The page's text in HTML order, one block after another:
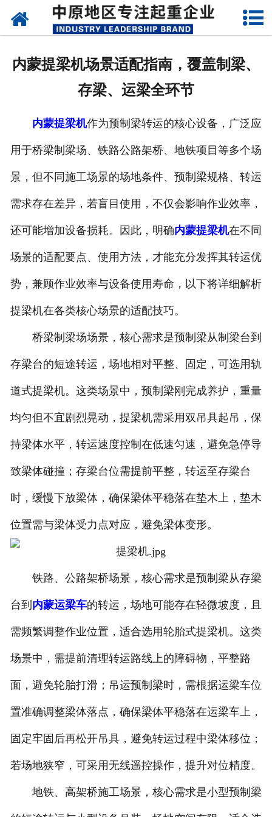
网站首页
企业视频
成功案例
联系我们
内蒙提梁机场景适配指南，覆盖制梁、
存梁、运梁全环节
内蒙提梁机作为预制梁转运的核心设备，广泛应
用于桥梁制梁场、铁路公路架桥、地铁项目等多个场
景，但不同施工场景的场地条件、预制梁规格、转运
需求存在差异，若盲目使用，不仅会影响作业效率，
还可能增加设备损耗。因此，明确内蒙提梁机在不同
场景的适配要点、使用方法，才能充分发挥其转运优
势，兼顾作业效率与设备使用寿命，以下将详细解析
提梁机在各类核心场景的适配技巧。
桥梁制梁场场景，核心需求是预制梁从制梁台到
存梁台的短途转运，场地相对平整、固定，可选用轨
道式提梁机。这类场景中，预制梁刚完成养护，重量
均匀但不宜剧烈晃动，提梁机需采用双吊具起吊，保
持梁体水平，转运速度控制在低速匀速，避免急停导
致梁体碰撞；存梁台位需提前平整，转运至存梁台
时，缓慢下放梁体，确保梁体平稳落在垫木上，垫木
位置需与梁体受力点对应，避免梁体变形。
铁路、公路架桥场景，核心需求是预制梁从存梁
台到 内蒙运梁车的转运，场地可能存在轻微坡度，且
需频繁调整作业位置，适合选用轮胎式提梁机。这类
场景中，需提前清理转运路线上的障碍物，平整路
面，避免轮胎打滑；吊运预制梁时，需根据运梁车位
置准确调整梁体落点，确保梁体平稳落在运梁车上，
固定牢固后再松开吊具，避免转运过程中梁体移位；
若场地狭窄，可采用无线遥控操作，提升对位精度。
地铁、高架桥施工场景，核心需求是小型预制梁